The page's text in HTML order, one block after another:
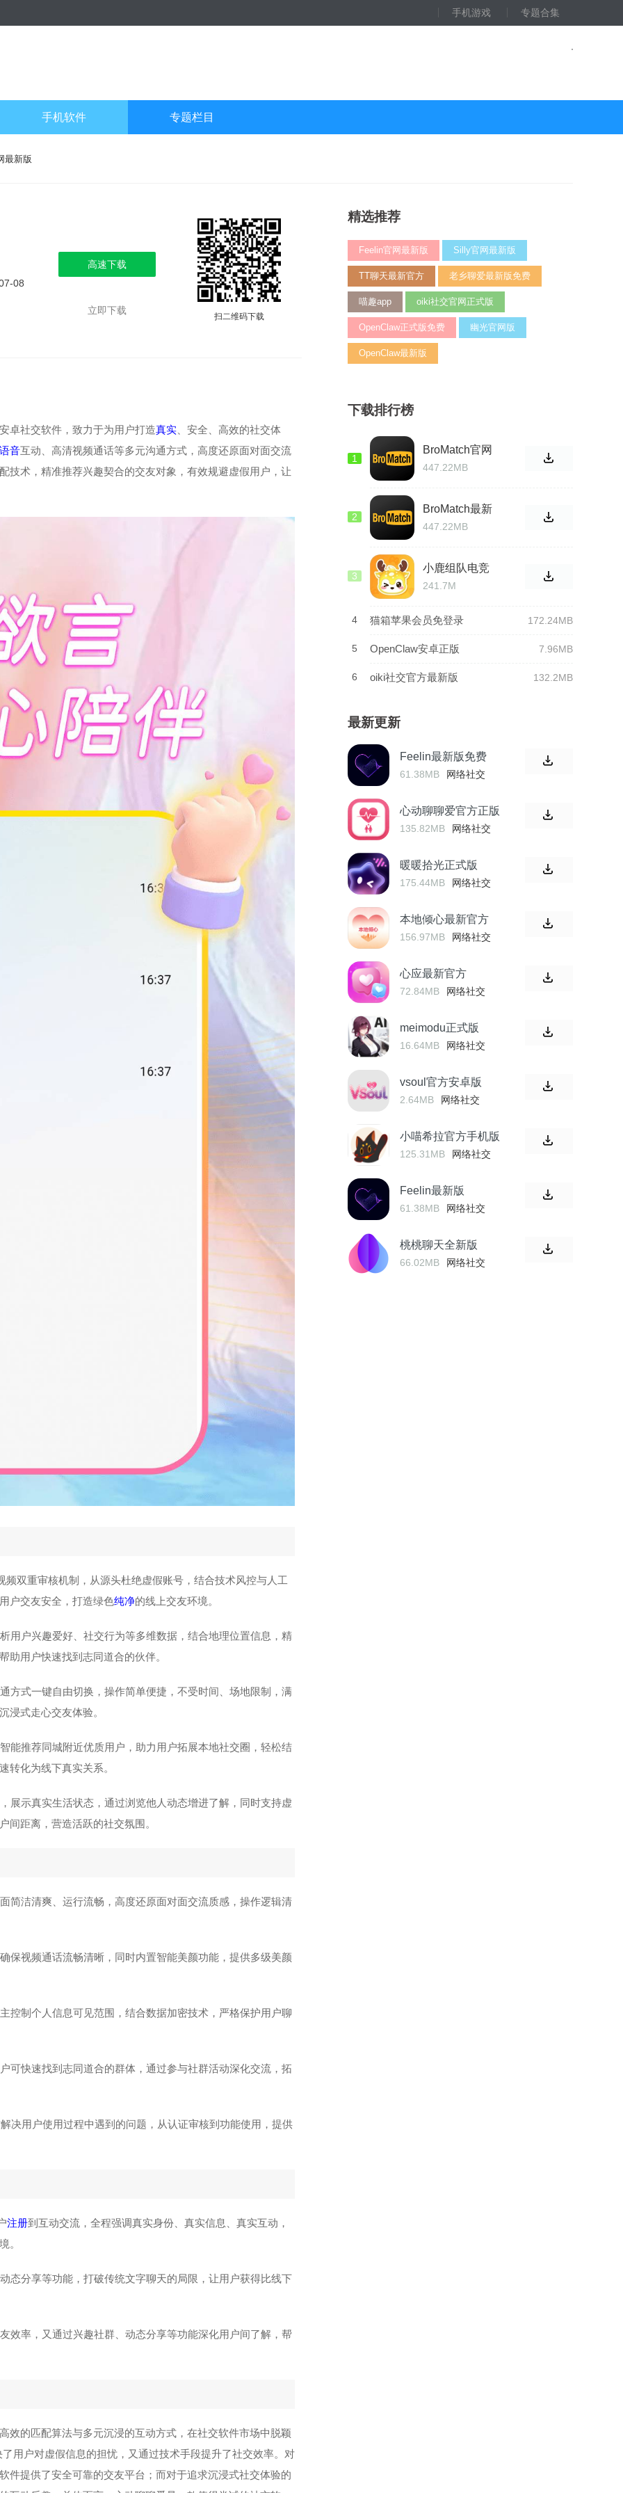
手机游戏 专题合集
手机软件 专题栏目
最新版
08
高速下载
立即下载
扫二维码下载
卓社交软件，致力于为用户打造真实 、安全、高效的社交体
语音互动、高清视频通话等多元沟通方式，高度还原面对面交流
技术，精准推荐兴趣契合的交友对象，有效规避虚假用户，让
双重审核机制，从源头杜绝虚假账号，结合技术风控与人工
户交友安全，打造绿色纯净的线上交友环境。
用户兴趣爱好、社交行为等多维数据，结合地理位置信息，精
助用户快速找到志同道合的伙伴。
方式一键自由切换，操作简单便捷，不受时间、场地限制，满
浸式走心交友体验。
能推荐同城附近优质用户，助力用户拓展本地社交圈，轻松结
转化为线下真实关系。
展示真实生活状态，通过浏览他人动态增进了解，同时支持虚
间距离，营造活跃的社交氛围。
简洁清爽、运行流畅，高度还原面对面交流质感，操作逻辑清
保视频通话流畅清晰，同时内置智能美颜功能，提供多级美颜
控制个人信息可见范围，结合数据加密技术，严格保护用户聊
可快速找到志同道合的群体，通过参与社群活动深化交流，拓
决用户使用过程中遇到的问题，从认证审核到功能使用，提供
注册到互动交流，全程强调真实身份、真实信息、真实互动，
。
态分享等功能，打破传统文字聊天的局限，让用户获得比线下
效率，又通过兴趣社群、动态分享等功能深化用户间了解，帮
效的匹配算法与多元沉浸的互动方式，在社交软件市场中脱颖
用户对虚假信息的担忧，又通过技术手段提升了社交效率。对
件提供了安全可靠的交友平台；而对于追求沉浸式社交体验的
精选推荐
Feelin官网最新版 Silly官网最新版
TT聊天最新官方 老乡聊爱最新版免费
喵趣app oiki社交官网正式版
OpenClaw正式版免费 幽光官网版
OpenClaw最新版
下载排行榜
1
BroMatch官网
最新版
447.22MB
2
BroMatch最新
正版
447.22MB
3
小鹿组队电竞
陪玩2026版
241.7M
4 猫箱苹果会员免登录 172.24MB
5 OpenClaw安卓正版 7.96MB
6 oiki社交官方最新版 132.2MB
最新更新
Feelin最新版免费
61.38MB 网络社交
心动聊聊爱官方正版
135.82MB 网络社交
暖暖拾光正式版
175.44MB 网络社交
本地倾心最新官方
156.97MB 网络社交
心应最新官方
72.84MB 网络社交
meimodu正式版
16.64MB 网络社交
vsoul官方安卓版
2.64MB 网络社交
小喵希拉官方手机版
125.31MB 网络社交
Feelin最新版
61.38MB 网络社交
桃桃聊天全新版
66.02MB 网络社交